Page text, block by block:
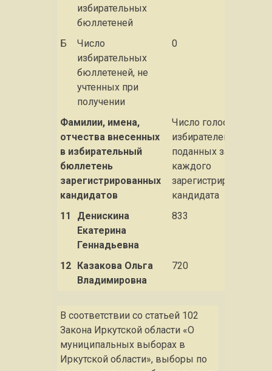
избирательных
бюллетеней
Б
Число
избирательных
бюллетеней, не
учтенных при
получении
0
Фамилии, имена,
отчества внесенных
в избирательный
бюллетень
зарегистрированных
кандидатов
Число голосов
избирателей,
поданных за
каждого
зарегистрированного
кандидата
11
Денискина
Екатерина
Геннадьевна
833
12 Казакова Ольга
Владимировна
720
В соответствии со статьей 102
Закона Иркутской области «О
муниципальных выборах в
Иркутской области», выборы по